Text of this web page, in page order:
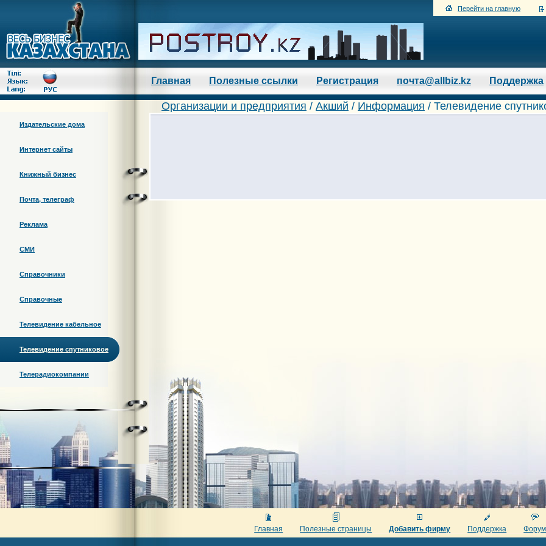
Перейти на главную
Главная Полезные ссылки Регистрация почта@allbiz.kz Поддержка
Издательские дома
Интернет сайты
Книжный бизнес
Почта, телеграф
Реклама
СМИ
Справочники
Справочные
Телевидение кабельное
Телевидение спутниковое
Телерадиокомпании
Организации и предприятия / Акший / Информация / Телевидение
Главная Полезные страницы Добавить фирму Поддержка Форум